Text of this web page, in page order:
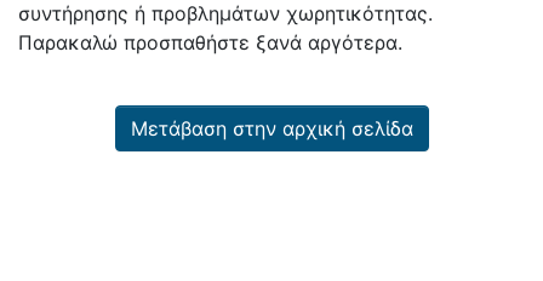
συντήρησης ή προβλημάτων χωρητικότητας.
Παρακαλώ προσπαθήστε ξανά αργότερα.
Μετάβαση στην αρχική σελίδα